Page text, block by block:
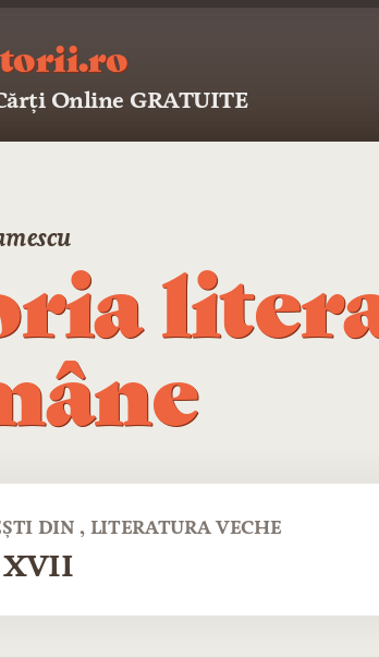
Online GRATUITE
DIN , LITERATURA VECHE
XVII